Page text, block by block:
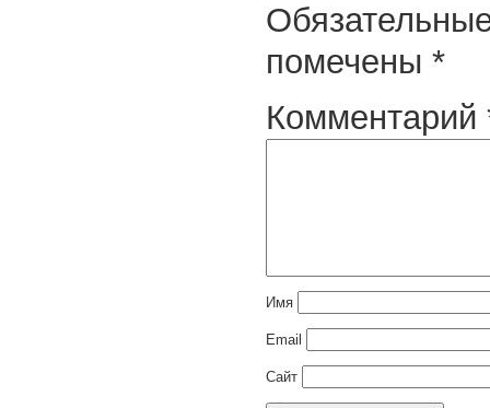
помечены *
Комментарий
Имя
Email
Сайт